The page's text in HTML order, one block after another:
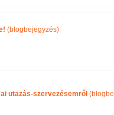
(blogbejegyzés)
utazás-szervezésemről